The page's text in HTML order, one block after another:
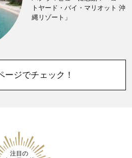
トヤード・バイ・マリオット 沖
縄リゾート」
ージでチェック！
注目の